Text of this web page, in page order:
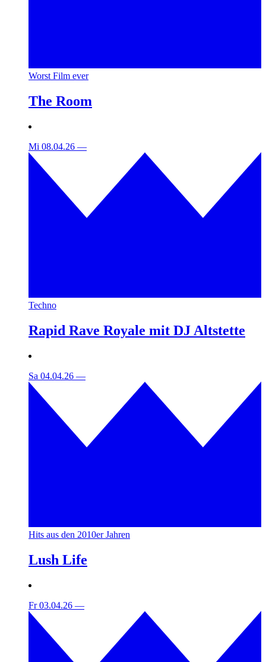
Worst Film ever
The Room
Mi 08.04.26 —
Techno
Rapid Rave Royale mit DJ Altstette
Sa 04.04.26 —
Hits aus den 2010er Jahren
Lush Life
Fr 03.04.26 —